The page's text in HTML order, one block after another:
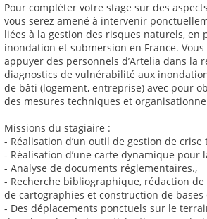
Pour compléter votre stage sur des
vous serez amené à intervenir
liées à la gestion des risques naturels, en
inondation et submersion en France.
appuyer des personnels d’Artelia dans la
diagnostics de vulnérabilité aux
de bâti (logement, entreprise) avec pour
des mesures techniques et
Missions du stagiaire :
- Réalisation d’un outil de gestion de crise
- Réalisation d’une carte dynamique pour
- Analyse de documents réglementaires.,
- Recherche bibliographique, rédaction
de cartographies et construction de bases
- Des déplacements ponctuels sur le